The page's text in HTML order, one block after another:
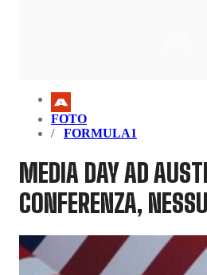
FOTO
FORMULA1
MEDIA DAY AD
CONFERENZA,